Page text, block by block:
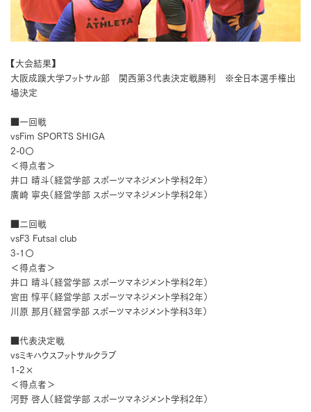
【大会結果】
大阪成蹊大学フットサル部 関西第３代表決定戦勝利 ※全日本選手権出
場決定
■一回戦
vsFim SPORTS SHIGA
2-0〇
＜得点者＞
井口 晴斗（経営学部 スポーツマネジメント学科2年）
廣崎 寧央（経営学部 スポーツマネジメント学科2年）
■二回戦
vsF3 Futsal club
3-1〇
＜得点者＞
井口 晴斗（経営学部 スポーツマネジメント学科2年）
宮田 惇平（経営学部 スポーツマネジメント学科2年）
川原 那月（経営学部 スポーツマネジメント学科3年）
■代表決定戦
vsミキハウスフットサルクラブ
1-2×
＜得点者＞
河野 啓人（経営学部 スポーツマネジメント学科2年）